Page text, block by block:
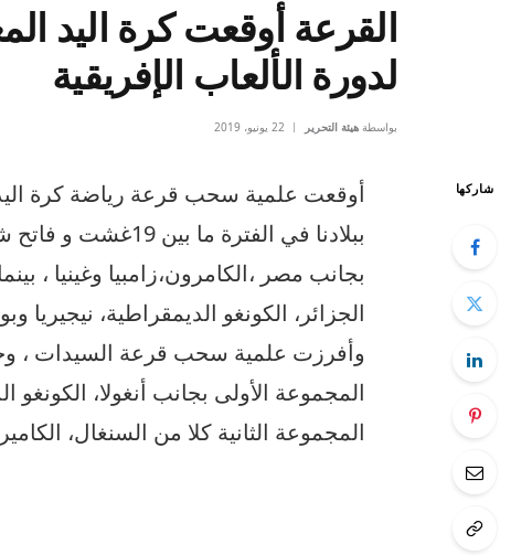
القرعة أوقعت كرة اليد
لدورة الألعاب الإفريقية
بواسطة هيئة التحرير 22 يونيو، 2019
شاركها
أوقعت علمية سحب قرعة رياضة كرة اليد
ببلادنا في الفترة
بجانب مصر ،الكامرون،زامبيا وغينيا ،
الجزائر، الكونغو الديمقراطية، نيجيريا
وأفرزت علمية سحب قرعة السيدات ،
المجموعة الأولى بجانب أنغولا، الكونغو
المجموعة الثانية كلا من السنغال،